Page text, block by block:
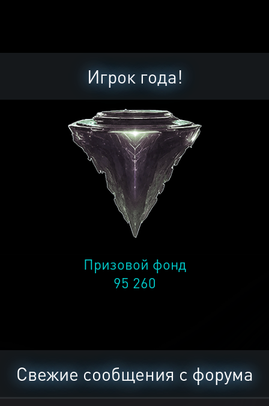
Игрок года!
Призовой фонд
95 260
Свежие сообщения с форума